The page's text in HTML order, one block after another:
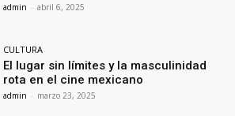
admin - abril 6, 2025
CULTURA
El lugar sin límites y la masculinidad
rota en el cine mexicano
admin - marzo 23, 2025